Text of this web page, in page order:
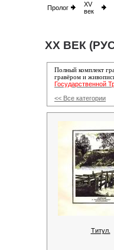
Пролог
XV
век
XX ВЕК
Полный комплект
гравёром и
Государственной
<< Все категории
Титул.